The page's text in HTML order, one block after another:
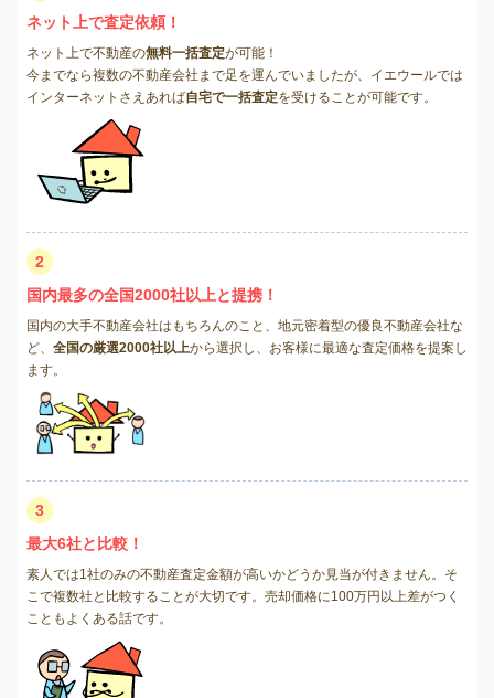
ネット上で査定依頼！
ネット上で不動産の無料一括査定が可能！
今までなら複数の不動産会社まで足を運んでいましたが、イエウールでは
インターネットさえあれば自宅で一括査定を受けることが可能です。
2
国内最多の全国2000社以上と提携！
国内の大手不動産会社はもちろんのこと、地元密着型の優良不動産会社な
ど、 全国の厳選2000社以上から選択し、お客様に最適な査定価格を提案し
ます。
3
最大6社と比較！
素人では1社のみの不動産査定金額が高いかどうか見当が付きません。そ
こで複数社と比較することが大切です。売却価格に100万円以上差がつく
こともよくある話です。